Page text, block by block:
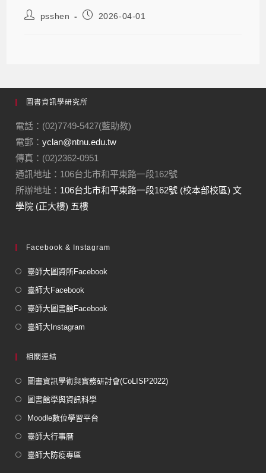
psshen 2026-04-01
圖書資訊學研究所
電話：(02)7749-5427(藍助教)
電郵：yclan@ntnu.edu.tw
傳真：(02)2362-0951
通訊地址：106台北市和平東路一段162號
所辦地址： 106台北市和平東路一段162號 (校本部校區) 文
學院 (正大樓) 五樓
Facebook & Instagram
臺師大圖資所Facebook
臺師大Facebook
臺師大圖書館Facebook
臺師大Instagram
相關連結
圖書資訊學術與實務研討會(CoLISP2022)
圖書館學與資訊科學
Moodle數位學習平台
臺師大行事曆
臺師大防疫專區